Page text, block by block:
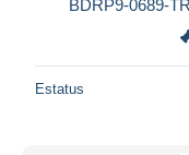
BDRP9-0689-
Estatus